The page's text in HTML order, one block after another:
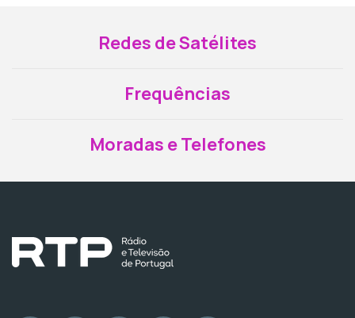
Redes de Satélites
Frequências
Moradas e Telefones